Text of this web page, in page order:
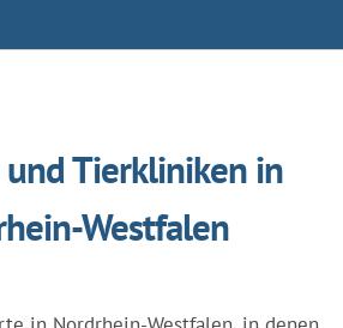
Tierkliniken in
Westfalen